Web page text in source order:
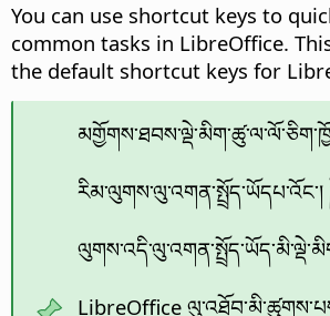
You can use shortcut keys to
common tasks in LibreOffice.
the default shortcut keys for
LibreOffice